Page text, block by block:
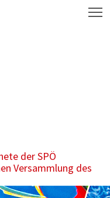
Unterstützung für
der SPÖ
Versammlung des